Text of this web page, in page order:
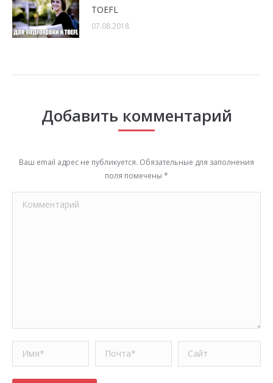
TOEFL
07.08.2018
Добавить комментарий
Ваш email адрес не публикуется. Обязательные для заполнения
поля помечены *
Комментарий
Имя * Почта * Сайт